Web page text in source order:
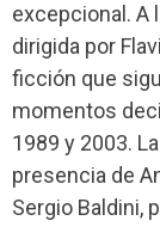
excepcional. A
dirigida por
ficción que
momentos
1989 y 2003.
presencia de
Sergio Baldini,